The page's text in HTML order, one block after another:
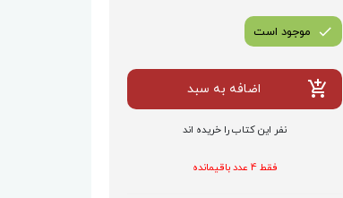
موجود است
اضافه به سبد
نفر این کتاب را خریده اند
فقط 4 عدد باقیمانده